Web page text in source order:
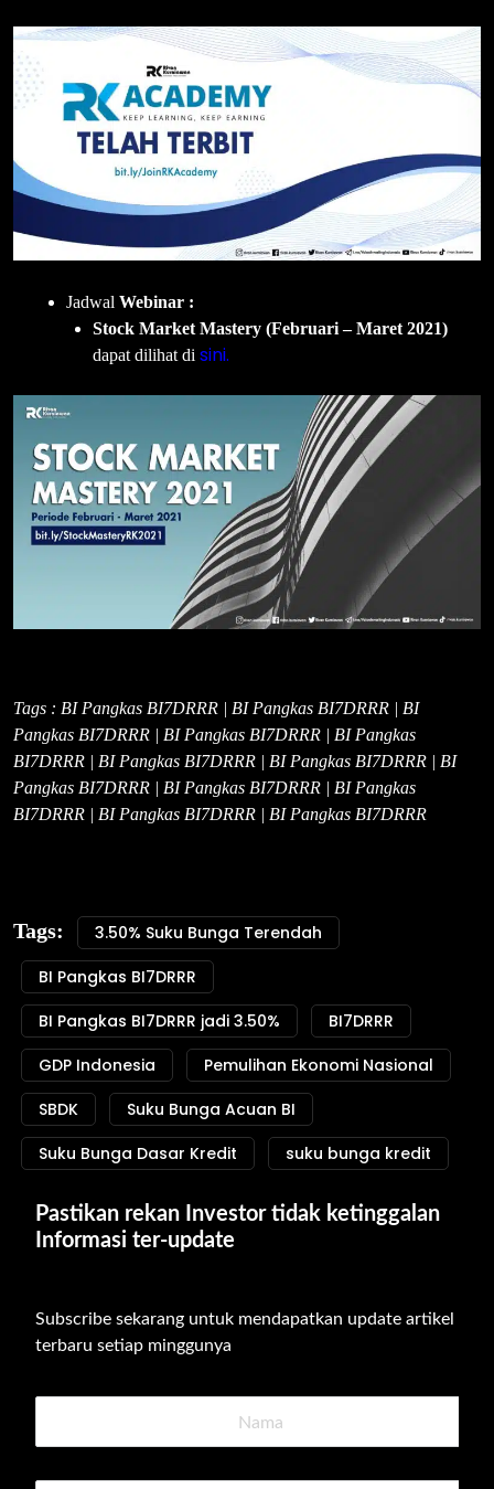
Jadwal Webinar :
Stock Market Mastery (Februari – Maret 2021)
dapat dilihat di sini.
Tags : BI Pangkas BI7DRRR | BI Pangkas BI7DRRR | BI
Pangkas BI7DRRR | BI Pangkas BI7DRRR | BI Pangkas
BI7DRRR | BI Pangkas BI7DRRR | BI Pangkas BI7DRRR | BI
Pangkas BI7DRRR | BI Pangkas BI7DRRR | BI Pangkas
BI7DRRR | BI Pangkas BI7DRRR | BI Pangkas BI7DRRR
Tags:
3.50% Suku Bunga Terendah
BI Pangkas BI7DRRR
BI Pangkas BI7DRRR jadi 3.50%
BI7DRRR
GDP Indonesia
Pemulihan Ekonomi Nasional
SBDK
Suku Bunga Acuan BI
Suku Bunga Dasar Kredit
suku bunga kredit
Pastikan rekan Investor tidak ketinggalan
Informasi ter-update
Subscribe sekarang untuk mendapatkan update artikel
terbaru setiap minggunya